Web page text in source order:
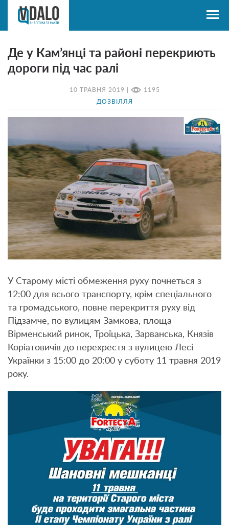
10 ТРАВНЯ 2019 | 1195
ДОЗВІЛЛЯ
Де у Кам’янці та районі перекриють
дороги під час ралі
У Старому місті обмеження руху почнеться з
12:00 для всього транспорту, крім спеціального
та громадського, повне перекриття руху від
Підзамче, по вулицям Замкова, площа
Вірменський ринок, Троїцька, Зарванська, Князів
Коріатовичів до перехрестя з вулицею Лесі
Українки з 15:00 до 20:00 у суботу 11 травня 2019
року.